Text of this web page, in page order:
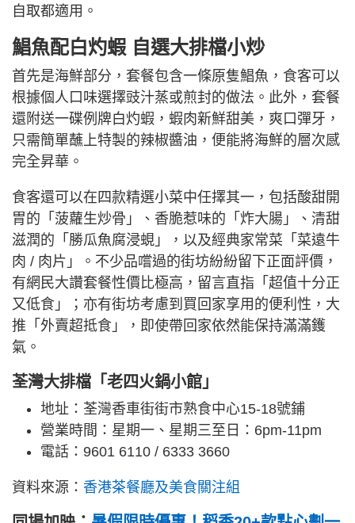
自取都適用。
鯧魚配白灼蝦 自選大排檔小炒
首先是海鮮部分，套餐包含一條原隻鯧魚，食客可以
根據個人口味選擇豉汁蒸或煎封的做法。此外，套餐
還附送一碟例牌白灼蝦，蝦肉新鮮甜美，爽口彈牙，
只需簡單蘸上特製的辣椒醬油，便能將海鮮的層次感
完全昇華。
食客還可以在四款精選小菜中任擇其一，包括酸甜開
胃的「菠蘿生炒骨」、香脆惹味的「炸大腸」、清甜
滋潤的「勝瓜魚腐浸蜆」，以及經典家常菜「菜遠牛
肉 / 肉片」。不少品嚐過的街坊紛紛留下正面評價，
有網民大讚套餐性價比極高，留言直指「超值十分正
又低食」；亦有街坊考慮到買回家享用的便利性，大
推「外賣超抵食」，即使帶回家依然能保持滿滿鑊
氣。
荃灣大排檔「老四火鍋小館」
地址：荃灣香車街街市熟食中心15-18號鋪
營業時間：星期一、星期三至日：6pm-11pm
電話：9601 6110 / 6333 3660
資料來源： 香港茶餐廳及美食關注組